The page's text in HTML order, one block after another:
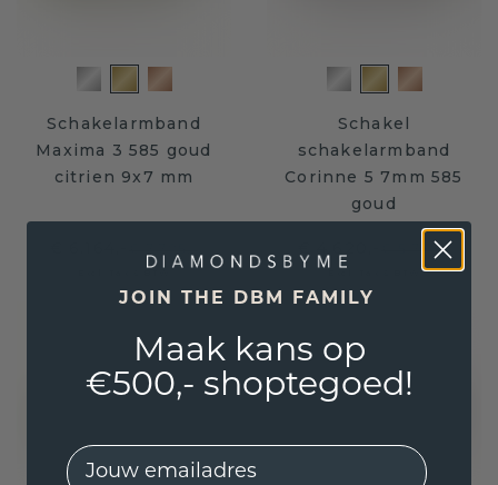
Schakelarmband
Maxima 3 585 goud
citrien 9x7 mm
Schakel
schakelarmband
Corinne 5 7mm 585
goud
€ 5.775,-
JOIN THE DBM FAMILY
Maak kans op
€500,- shoptegoed!
EMail